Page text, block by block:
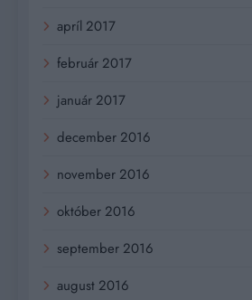
apríl 2017
február 2017
január 2017
december 2016
november 2016
október 2016
september 2016
august 2016